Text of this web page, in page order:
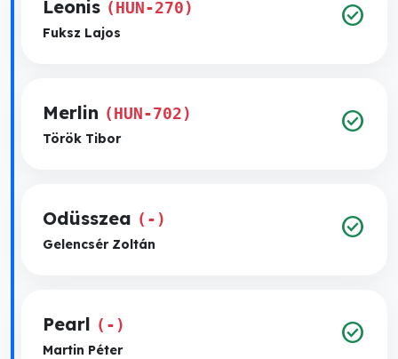
Leonis (HUN-270)
Fuksz Lajos
check_circle
Merlin (HUN-702)
Török Tibor
check_circle
Odüsszea (-)
Gelencsér Zoltán
check_circle
Pearl (-)
Martin Péter
check_circle